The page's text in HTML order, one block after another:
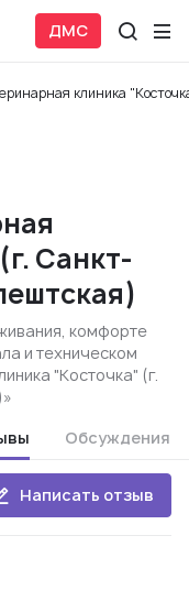
ДМС
клиника
Санкт-
комфорте
и техническом
"Косточка" (г.
Обсуждения
Написать отзыв